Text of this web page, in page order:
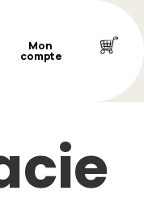
Mon
compte